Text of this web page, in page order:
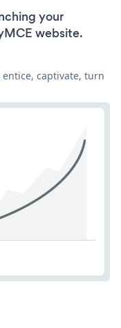
your
website.
captivate, turn